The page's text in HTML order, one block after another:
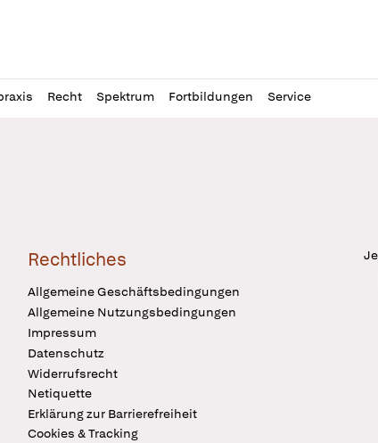
Recht Spektrum Fortbildungen Service
Rechtliches
Allgemeine Geschäftsbedingungen
Allgemeine Nutzungsbedingungen
Impressum
Datenschutz
Widerrufsrecht
Netiquette
Erklärung zur Barrierefreiheit
Cookies & Tracking